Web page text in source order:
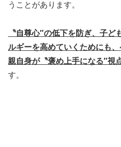
うことがあります。
〝自尊心″の低下を防ぎ、子ど
ルギーを高めていくためにも、
親自身が〝褒め上手になる″視
す。